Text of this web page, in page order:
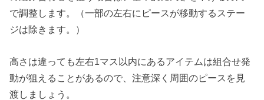
で調整します。（一部の左右にピースが移動するステー
ジは除きます。）
高さは違っても左右1マス以内にあるアイテムは組合せ発
動が狙えることがあるので、注意深く周囲のピースを見
渡しましょう。